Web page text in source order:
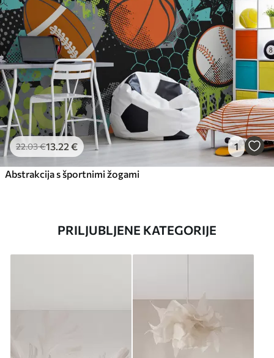
22.03€13 .22 € 1
Abstrakcija s športnimi žogami
PRILJUBLJENE KATEGORIJE